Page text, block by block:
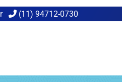
(11) 94712-0730